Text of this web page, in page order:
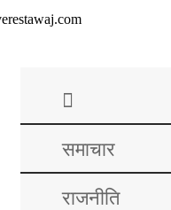
समाचार
राजनीति